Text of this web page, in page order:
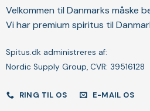
Velkommen til Danmarks måske
Vi har premium spiritus til
Spitus.dk administreres af:
Nordic Supply Group, CVR: 39516128
RING TIL OS E-MAIL OS